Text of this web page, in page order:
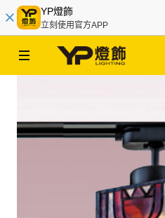
YP燈飾
立刻使用官方APP